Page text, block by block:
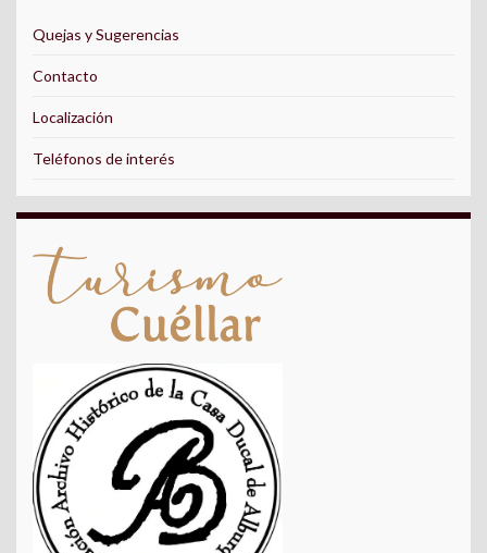
Quejas y Sugerencias
Contacto
Localización
Teléfonos de interés